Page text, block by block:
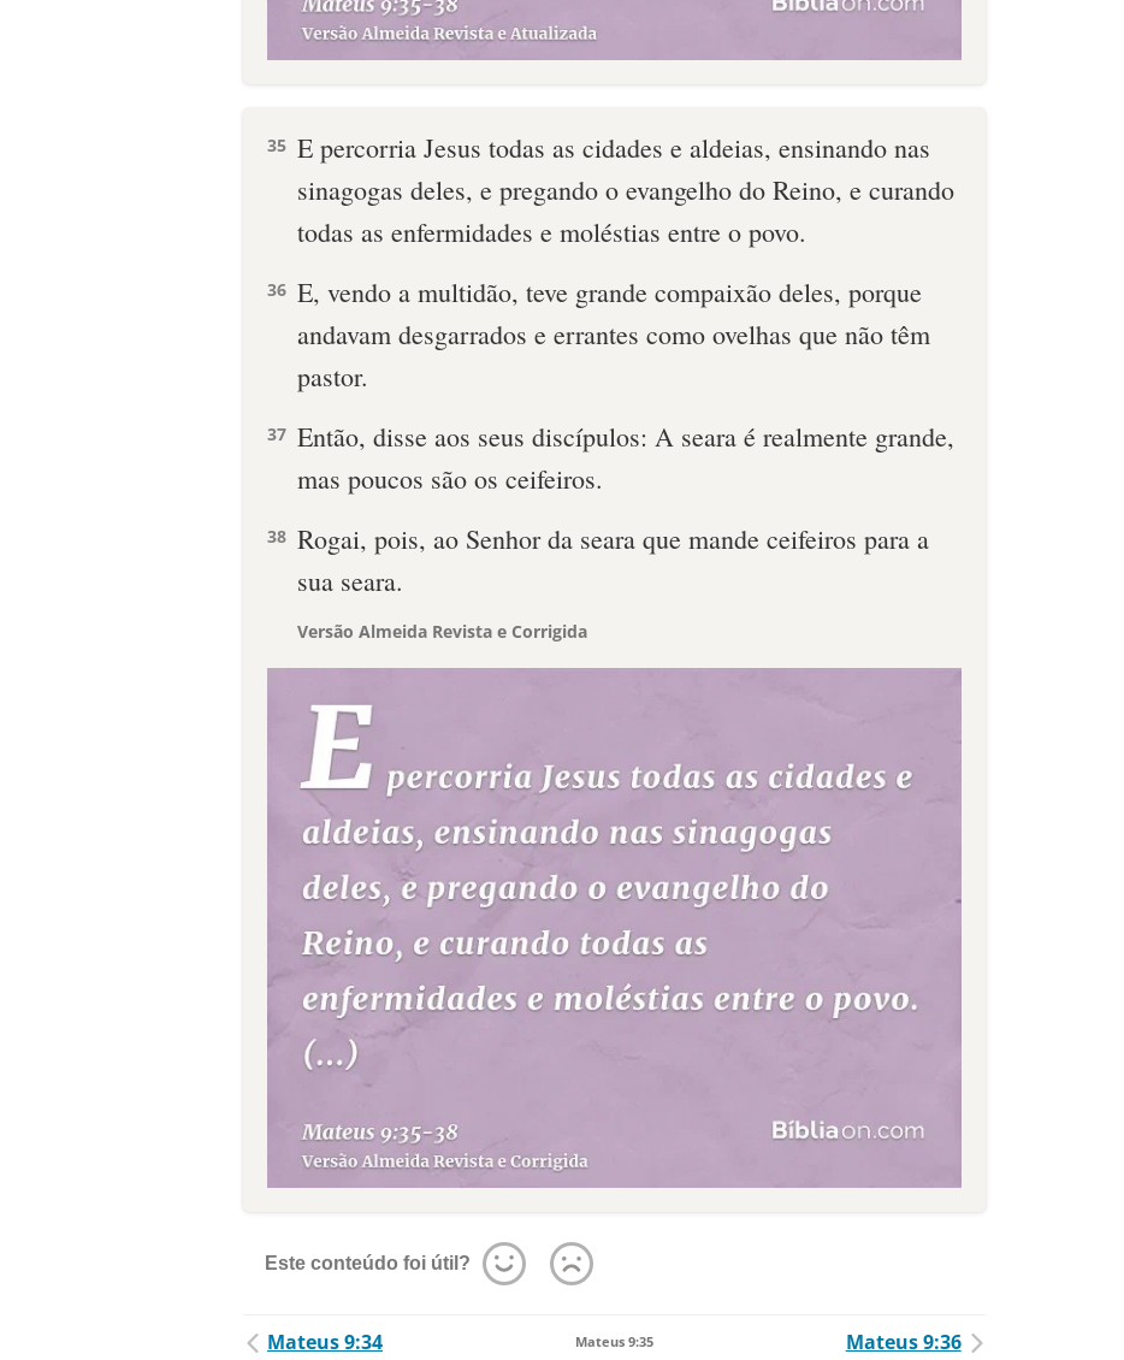
35 E percorria Jesus todas as cidades e aldeias, ensinando nas
sinagogas deles, e pregando o evangelho do Reino, e curando
todas as enfermidades e moléstias entre o povo.
36 E, vendo a multidão, teve grande compaixão deles, porque
andavam desgarrados e errantes como ovelhas que não têm
pastor.
37 Então, disse aos seus discípulos: A seara é realmente grande,
mas poucos são os ceifeiros.
38 Rogai, pois, ao Senhor da seara que mande ceifeiros para a
sua seara.
Versão Almeida Revista e Corrigida
Este conteúdo foi útil?
Mateus 9:34 Mateus 9:35 Mateus 9:36